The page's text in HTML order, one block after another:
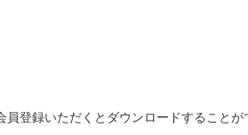
登録いただくと​ダウンロードすることが